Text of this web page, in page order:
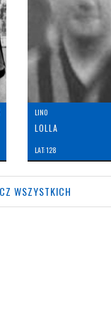
LINO
LOLLA
LAT: 128
WSZYSTKICH